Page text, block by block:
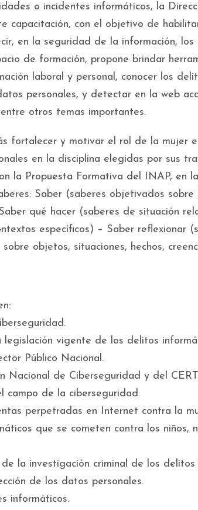
o incidentes informáticos, la
capacitación, con el objetivo de
en la seguridad de la información,
de formación, propone brindar
laboral y personal, conocer los
personales, y detectar en la web
otros temas importantes.
fortalecer y motivar el rol de la mujer
en la disciplina elegidas por sus
la Propuesta Formativa del INAP, en
Saber (saberes objetivados
qué hacer (saberes de situación
específicos) – Saber reflexionar
objetos, situaciones, hechos,
vigente de los delitos
Público Nacional.
Nacional de Ciberseguridad y del
campo de la ciberseguridad.
perpetradas en Internet contra la
que se cometen contra los niños,
la investigación criminal de los delitos
de los datos personales.
informáticos.